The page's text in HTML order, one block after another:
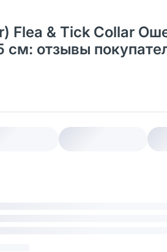
Flea & Tick Collar
см: отзывы